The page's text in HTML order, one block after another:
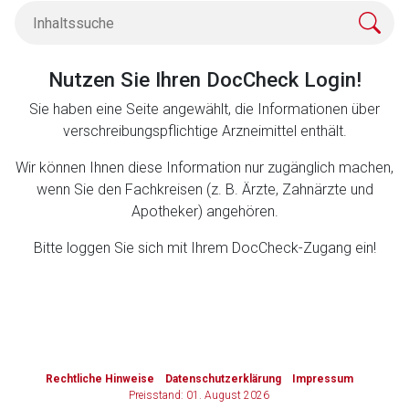
Nutzen Sie Ihren DocCheck Login!
Sie haben eine Seite angewählt, die Informationen über
verschreibungspflichtige Arzneimittel enthält.
Wir können Ihnen diese Information nur zugänglich machen,
wenn Sie den Fachkreisen (z. B. Ärzte, Zahnärzte und
Apotheker) angehören.
Bitte loggen Sie sich mit Ihrem DocCheck-Zugang ein!
Rechtliche Hinweise Datenschutzerklärung
Impressum
Preisstand: 01. August 2026